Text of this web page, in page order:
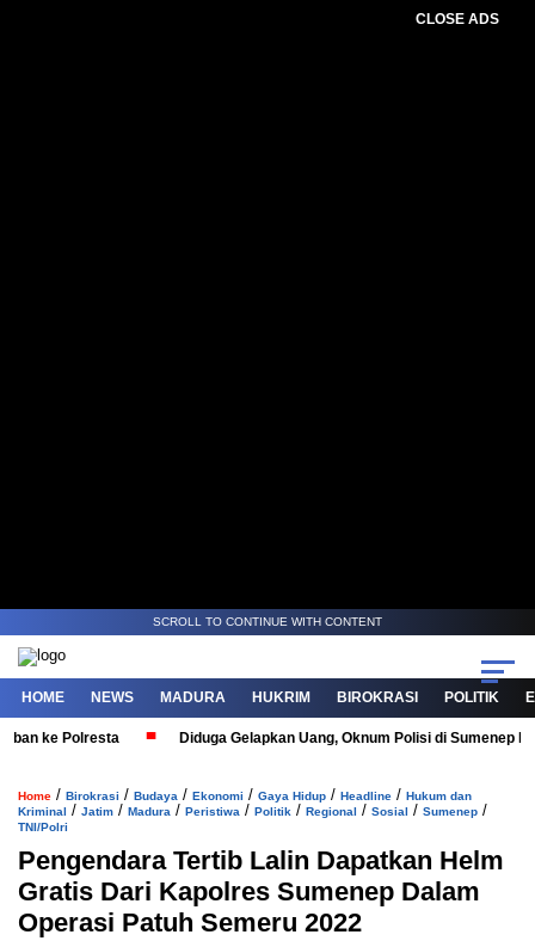
CLOSE ADS
SCROLL TO CONTINUE WITH CONTENT
HOME NEWS MADURA HUKRIM BIROKRASI POLITIK
ke Polresta Diduga Gelapkan Uang, Oknum Polisi di Sumenep
Home / Birokrasi / Budaya / Ekonomi / Gaya Hidup / Headline / Hukum dan
Kriminal / Jatim / Madura / Peristiwa / Politik / Regional / Sosial / Sumenep /
TNI/Polri
Pengendara Tertib Lalin Dapatkan Helm
Gratis Dari Kapolres Sumenep Dalam
Operasi Patuh Semeru 2022